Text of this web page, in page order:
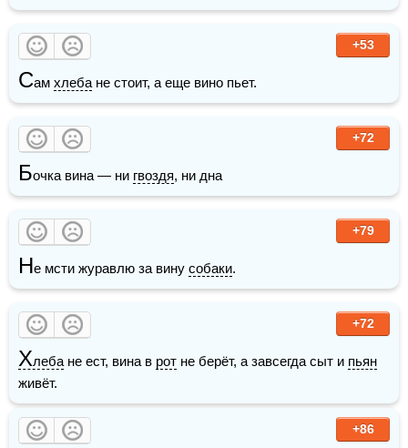
+53
Сам хлеба не стоит, а еще вино пьет.
+72
Бочка вина — ни гвоздя, ни дна
+79
Не мсти журавлю за вину собаки.
+72
Хлеба не ест, вина в рот не берёт, а завсегда сыт и пьян
живёт.
+86